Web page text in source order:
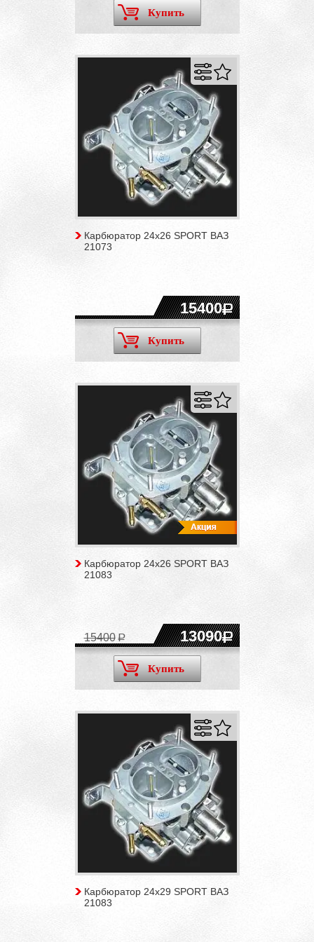
Купить
Карбюратор 24x26 SPORT ВАЗ
21073
15400
Купить
Карбюратор 24x26 SPORT ВАЗ
21083
13090
15400
Купить
Карбюратор 24х29 SPORT ВАЗ
21083